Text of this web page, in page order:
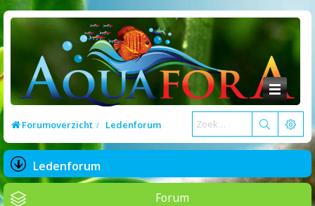
Forumoverzicht Ledenforum
Ledenforum
Forum